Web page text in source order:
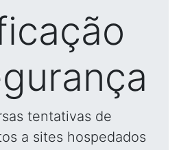
tentativas de
a sites hospedados